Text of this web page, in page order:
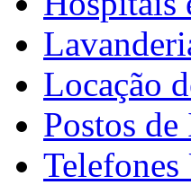
Locação
Postos
Telefones